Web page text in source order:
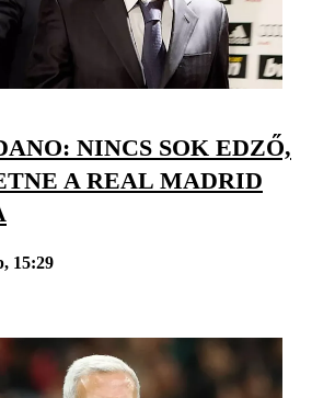
NINCS SOK EDZŐ,
A REAL MADRID
15:29